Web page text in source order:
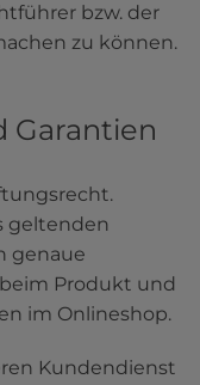
bzw. der
zu können.
Garantien
geltenden
genaue
Produkt und
im Onlineshop.
Kundendienst